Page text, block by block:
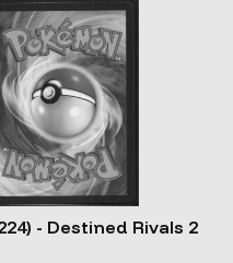
- Destined Rivals 2